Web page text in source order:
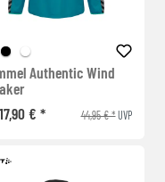
Authentic Wind
€ *
44,95 € *UVP